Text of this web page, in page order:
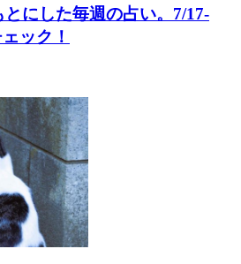
にした毎週の占い。7/17-
ック！